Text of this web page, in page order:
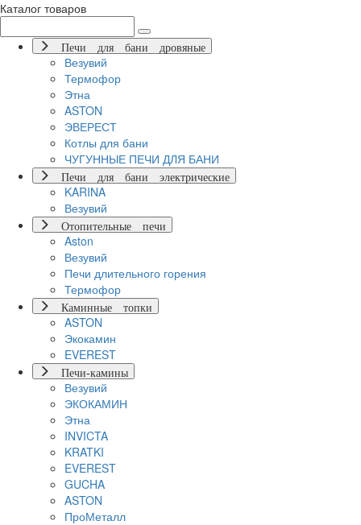
Каталог товаров
Печи для бани дровяные
Везувий
Термофор
Этна
ASTON
ЭВЕРЕСТ
Котлы для бани
ЧУГУННЫЕ ПЕЧИ ДЛЯ БАНИ
Печи для бани электрические
KARINA
Везувий
Отопительные печи
Aston
Везувий
Печи длительного горения
Термофор
Каминные топки
ASTON
Экокамин
EVEREST
Печи-камины
Везувий
ЭКОКАМИН
Этна
INVICTA
KRATKI
EVEREST
GUCHA
ASTON
ПроМеталл